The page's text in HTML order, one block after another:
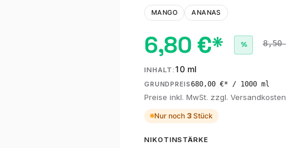
MANGO ANANAS
6,80 €* % 8,50
INHALT: 10 ml
GRUNDPREIS680,00 €* / 1000 ml
Preise inkl. MwSt. zzgl. Versandkosten
Nur noch 3 Stück
NIKOTINSTÄRKE